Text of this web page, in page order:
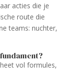
acties die je
route die
teams: nuchter,
vol formules,